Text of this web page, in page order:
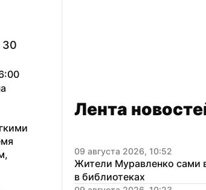
30
Лента
09 августа 2026, 10:52
Жители Муравленко сами
в библиотеках